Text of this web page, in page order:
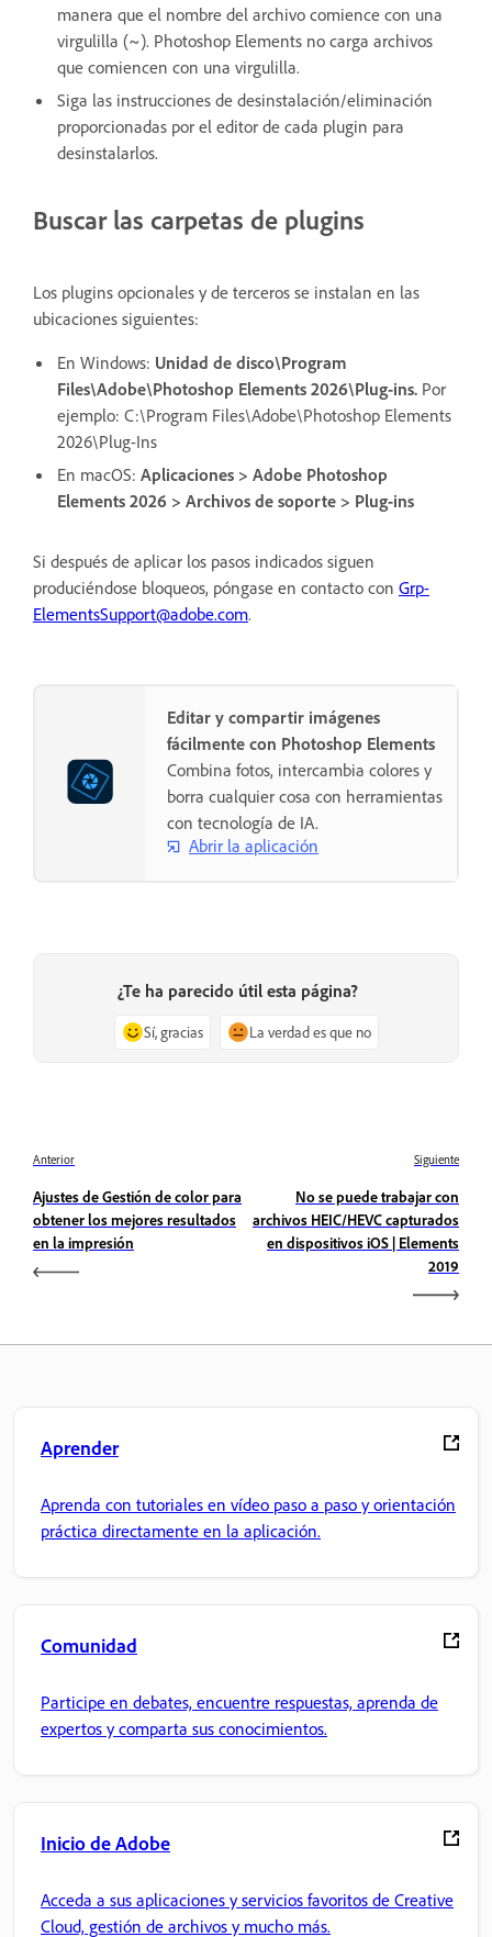
manera que el nombre del archivo comience con una
virgulilla (~). Photoshop Elements no carga archivos
que comiencen con una virgulilla.
Siga las instrucciones de desinstalación/eliminación
proporcionadas por el editor de cada plugin para
desinstalarlos.
Buscar las carpetas de plugins
Los plugins opcionales y de terceros se instalan en las
ubicaciones siguientes:
En Windows: Unidad de disco\Program
Files\Adobe\Photoshop Elements 2026\Plug-ins. Por
ejemplo: C:\Program Files\Adobe\Photoshop Elements
2026\Plug-Ins
En macOS: Aplicaciones > Adobe Photoshop
Elements 2026 > Archivos de soporte > Plug-ins
Si después de aplicar los pasos indicados siguen
produciéndose bloqueos, póngase en contacto con Grp-
ElementsSupport@adobe.com.
Editar y compartir imágenes
fácilmente con Photoshop Elements
Combina fotos, intercambia colores y
borra cualquier cosa con herramientas
con tecnología de IA.
Abrir la aplicación
¿Te ha parecido útil esta página?
Sí, gracias La verdad es que no
Anterior
Ajustes de Gestión de color para
obtener los mejores resultados
en la impresión
Siguiente
No se puede trabajar con
archivos HEIC/HEVC capturados
en dispositivos iOS | Elements
2019
Aprender
Aprenda con tutoriales en vídeo paso a paso y orientación
práctica directamente en la aplicación.
Comunidad
Participe en debates, encuentre respuestas, aprenda de
expertos y comparta sus conocimientos.
Inicio de Adobe
Acceda a sus aplicaciones y servicios favoritos de Creative
Cloud, gestión de archivos y mucho más.